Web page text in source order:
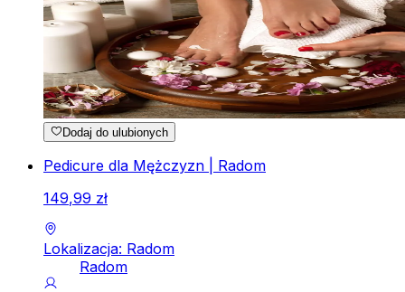
Dodaj do ulubionych
Pedicure dla Mężczyzn | Radom
149,99 zł
Lokalizacja: Radom
Radom